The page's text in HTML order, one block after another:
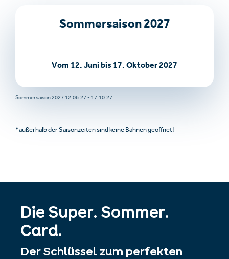
Sommersaison 2027 12.06.27 - 17.10.27
Sommersaison 2027
Vom 12. Juni bis 17. Oktober 2027
*außerhalb der Saisonzeiten sind keine Bahnen geöffnet!
Die Super. Sommer.
Card.
Der Schlüssel zum perfekten